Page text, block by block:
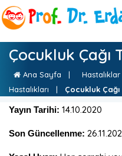
Çocukluk Çağı
Ana Sayfa | Hastalıklar
Hastalıkları
| Çocukluk
Yayın Tarihi: 14.10.2020
Son Güncellenme: